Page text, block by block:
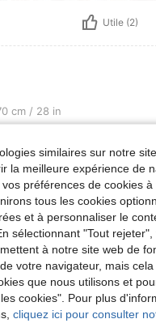
Utile (2)
90 cm / 35 in, Couleur:
cm / 28 in
Utile (0)
similaires sur notre
la meilleure expérience de
préférences de cookies
tous les cookies
et à personnaliser le
sélectionnant "Tout
à notre site web de
votre navigateur, mais
que nous utilisons et
cookies". Pour plus
cliquez ici pour consulter